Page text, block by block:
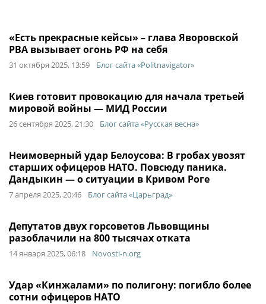
«Есть прекрасные кейсы» – глава Яворовской
РВА вызывает огонь РФ на себя
31 октября 2025, 13:59 Блог сайта «Politnavigator»
Киев готовит провокацию для начала третьей
мировой войны — МИД России
26 сентября 2025, 21:30 Блог сайта «Русская весна»
Неимоверный удар Белоусова: В гробах увозят
старших офицеров НАТО. Повсюду паника.
Дандыкин — о ситуации в Кривом Роге
7 апреля 2025, 20:46 Блог сайта «Царьград»
Депутатов двух горсоветов Львовщины
разоблачили на 800 тысячах отката
14 января 2025, 06:18 Novosti-n.org
Удар «Кинжалами» по полигону: погибло более
сотни офицеров НАТО